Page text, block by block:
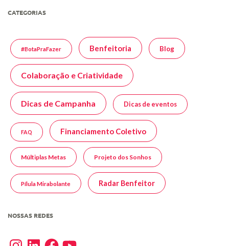
CATEGORIAS
#BotaPraFazer Benfeitoria Blog
Colaboração e Criatividade
Dicas de Campanha Dicas de eventos
FAQ Financiamento Coletivo
Múltiplas Metas Projeto dos Sonhos
Pílula Mirabolante Radar Benfeitor
NOSSAS REDES
InstagramLinkedInFacebookYouTube